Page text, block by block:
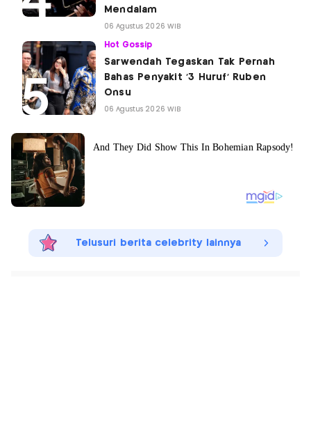
Mendalam
06 Agustus 2026 WIB
Hot Gossip
Sarwendah Tegaskan Tak Pernah
Bahas Penyakit '3 Huruf' Ruben
Onsu
06 Agustus 2026 WIB
Telusuri berita celebrity lainnya